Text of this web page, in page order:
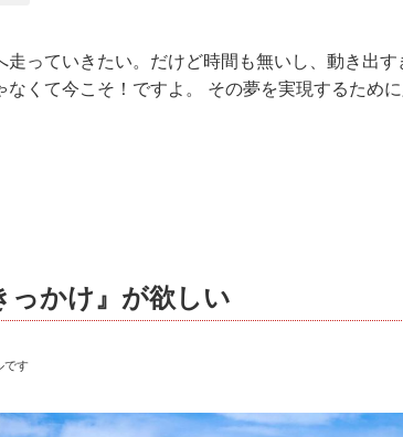
っていきたい。だけど時間も無いし、動き出す
なくて今こそ！ですよ。 その夢を実現するため
っかけ』が欲しい
です